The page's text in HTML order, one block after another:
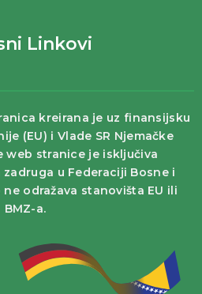
Linkovi
kreirana je uz finansijsku
(EU) i Vlade SR Njemačke
web stranice je isključiva
u Federaciji Bosne i
odražava stanovišta EU ili
BMZ-a.